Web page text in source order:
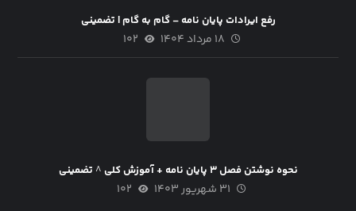
رفع ایرادات پایان نامه – گام به گام | تضمینی
۱۸ مرداد ۱۴۰۴ ۱۰۲
نحوه نوشتن فصل ۳ پایان نامه + آموزش کلی ^ تضمینی
۳۱ شهریور ۱۴۰۳ ۱۰۲